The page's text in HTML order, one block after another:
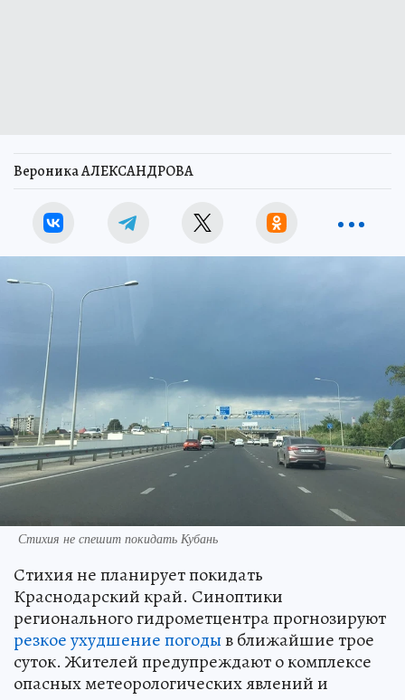
Вероника АЛЕКСАНДРОВА
Стихия не спешит покидать Кубань
Стихия не планирует покидать
Краснодарский край. Синоптики
регионального гидрометцентра прогнозируют
резкое ухудшение погодыв ближайшие трое
суток. Жителей предупреждают о комплексе
опасных метеорологических явлений и